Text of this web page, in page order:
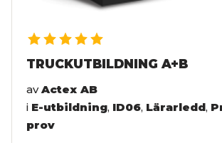
TRUCKUTBILDNING A+B
av Actex AB
i E-utbildning, ID06, Lärarledd,
prov